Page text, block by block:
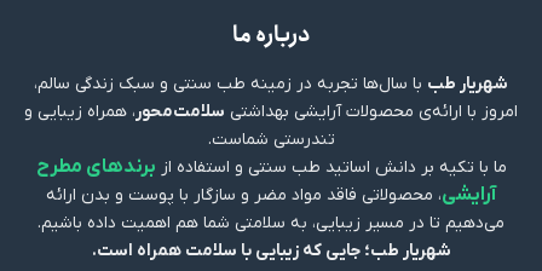
درباره ما
شهریار طب با سال‌ها تجربه در زمینه طب سنتی و سبک زندگی سالم،
امروز با ارائه‌ی محصولات آرایشی بهداشتی سلامت‌محور، همراه زیبایی و
تندرستی شماست.
ما با تکیه بر دانش اساتید طب سنتی و استفاده از برندهای مطرح
آرایشی، محصولاتی فاقد مواد مضر و سازگار با پوست و بدن ارائه
می‌دهیم تا در مسیر زیبایی، به سلامتی شما هم اهمیت داده باشیم.
شهریار طب؛ جایی که زیبایی با سلامت همراه است.